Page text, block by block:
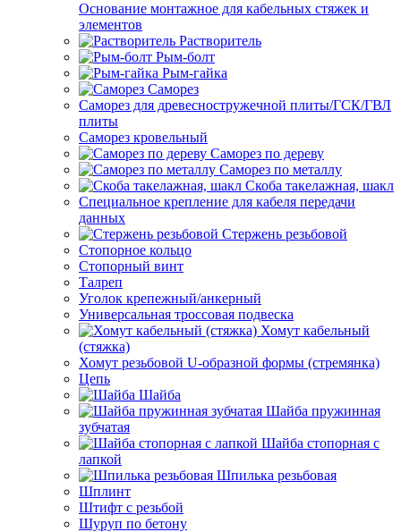
Основание монтажное для кабельных стяжек и
элементов
Растворитель
Рым-болт
Рым-гайка
Саморез
Саморез для древесностружечной плиты/ГСК/ГВЛ
плиты
Саморез кровельный
Саморез по дереву
Саморез по металлу
Скоба такелажная, шакл
Специальное крепление для кабеля передачи
данных
Стержень резьбовой
Стопорное кольцо
Стопорный винт
Талреп
Уголок крепежный/анкерный
Универсальная троссовая подвеска
Хомут кабельный
(стяжка)
Хомут резьбовой U-образной формы (стремянка)
Цепь
Шайба
Шайба пружинная
зубчатая
Шайба стопорная с
лапкой
Шпилька резьбовая
Шплинт
Штифт с резьбой
Шуруп по бетону